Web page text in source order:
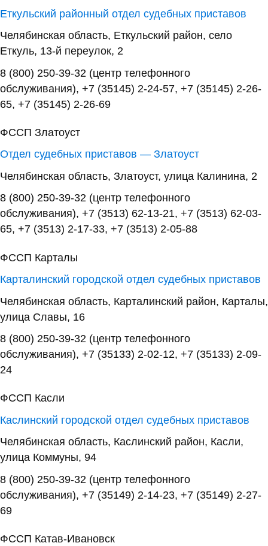
Еткульский районный отдел судебных приставов
Челябинская область, Еткульский район, село
Еткуль, 13-й переулок, 2
8 (800) 250-39-32 (центр телефонного
обслуживания), +7 (35145) 2-24-57, +7 (35145) 2-26-
65, +7 (35145) 2-26-69
ФССП Златоуст
Отдел судебных приставов — Златоуст
Челябинская область, Златоуст, улица Калинина, 2
8 (800) 250-39-32 (центр телефонного
обслуживания), +7 (3513) 62-13-21, +7 (3513) 62-03-
65, +7 (3513) 2-17-33, +7 (3513) 2-05-88
ФССП Карталы
Карталинский городской отдел судебных приставов
Челябинская область, Карталинский район, Карталы,
улица Славы, 16
8 (800) 250-39-32 (центр телефонного
обслуживания), +7 (35133) 2-02-12, +7 (35133) 2-09-
24
ФССП Касли
Каслинский городской отдел судебных приставов
Челябинская область, Каслинский район, Касли,
улица Коммуны, 94
8 (800) 250-39-32 (центр телефонного
обслуживания), +7 (35149) 2-14-23, +7 (35149) 2-27-
69
ФССП Катав-Ивановск